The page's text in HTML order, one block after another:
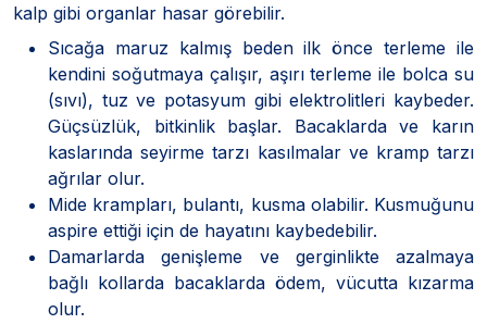
kalp gibi organlar hasar görebilir.
Sıcağa maruz kalmış beden ilk önce terleme ile
kendini soğutmaya çalışır, aşırı terleme ile bolca su
(sıvı), tuz ve potasyum gibi elektrolitleri kaybeder.
Güçsüzlük, bitkinlik başlar. Bacaklarda ve karın
kaslarında seyirme tarzı kasılmalar ve kramp tarzı
ağrılar olur.
Mide krampları, bulantı, kusma olabilir. Kusmuğunu
aspire ettiği için de hayatını kaybedebilir.
Damarlarda genişleme ve gerginlikte azalmaya
bağlı kollarda bacaklarda ödem, vücutta kızarma
olur.